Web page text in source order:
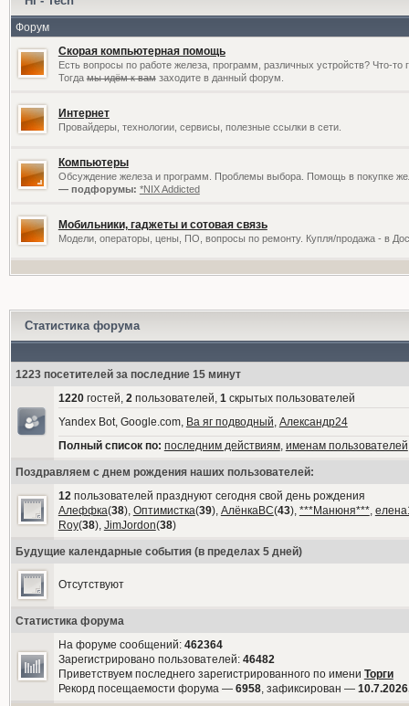
Форум
Скорая компьютерная помощь
Есть вопросы по работе железа, программ, различных устройств? Что-то
Тогдамы идём к вамзаходите в данный форум.
Интернет
Провайдеры, технологии, сервисы, полезные ссылки в сети.
Компьютеры
Обсуждение железа и программ. Проблемы выбора. Помощь в покупке
— подфорумы: *NIX Addicted
Мобильники, гаджеты и сотовая связь
Модели, операторы, цены, ПО, вопросы по ремонту. Купля/продажа - в
Статистика форума
1223 посетителей за последние 15 минут
1220гостей, 2пользователей, 1скрытых пользователей
Yandex Bot, Google.com, Ва яг подводный, Александр24
Полный список по: последним действиям, именам пользователей
Поздравляем с днем рождения наших пользователей:
12пользователей празднуют сегодня свой день рождения
Алеффка(38), Оптимистка(39), АлёнкаВС(43), ***Манюня***,
Roy(38), JimJordon(38)
Будущие календарные события (в пределах 5 дней)
Отсутствуют
Статистика форума
На форуме сообщений: 462364
Зарегистрировано пользователей: 46482
Приветствуем последнего зарегистрированного по имени Торги
Рекорд посещаемости форума — 6958, зафиксирован —